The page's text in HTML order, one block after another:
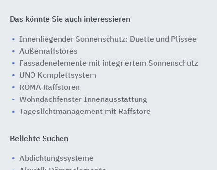
Das könnte Sie auch interessieren
Innenliegender Sonnenschutz: Duette und Plissee
Außenraffstores
Fassadenelemente mit integriertem Sonnenschutz
UNO Komplettsystem
ROMA Raffstoren
Wohndachfenster Innenausstattung
Tageslichtmanagement mit Raffstore
Beliebte Suchen
Abdichtungssysteme